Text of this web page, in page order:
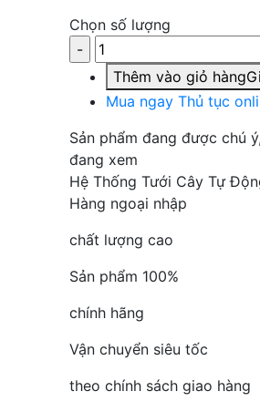
Chọn số lượng
Thêm vào giỏ hàng
Mua ngay Thủ tục
Sản phẩm đang được chú ý
đang xem
Hệ Thống Tưới Cây Tự
Hàng ngoại nhập
chất lượng cao
Sản phẩm 100%
chính hãng
Vận chuyển siêu tốc
theo chính sách giao hàng